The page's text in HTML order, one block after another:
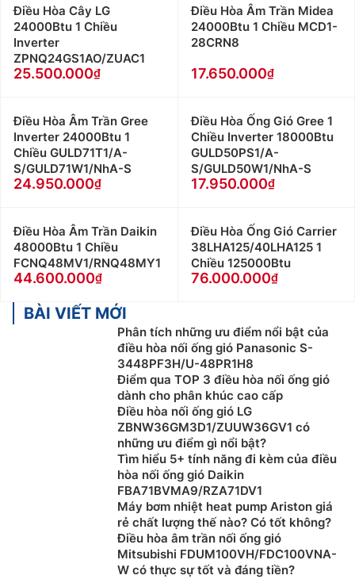
Điều Hòa Cây LG
24000Btu 1 Chiều
Inverter
ZPNQ24GS1AO/ZUAC1
25.500.000
Điều Hòa Âm Trần Midea
24000Btu 1 Chiều MCD1-
28CRN8
17.650.000
Điều Hòa Âm Trần Gree
Inverter 24000Btu 1
Chiều GULD71T1/A-
S/GULD71W1/NhA-S
24.950.000
Điều Hòa Ống Gió Gree 1
Chiều Inverter 18000Btu
GULD50PS1/A-
S/GULD50W1/NhA-S
17.950.000
Điều Hòa Âm Trần Daikin
48000Btu 1 Chiều
FCNQ48MV1/RNQ48MY1
44.600.000
Điều Hòa Ống Gió Carrier
38LHA125/40LHA125 1
Chiều 125000Btu
76.000.000
BÀI VIẾT MỚI
Phân tích những ưu điểm nổi bật của
điều hòa nối ống gió Panasonic S-
3448PF3H/U-48PR1H8
Điểm qua TOP 3 điều hòa nối ống gió
dành cho phân khúc cao cấp
Điều hòa nối ống gió LG
ZBNW36GM3D1/ZUUW36GV1 có
những ưu điểm gì nổi bật?
Tìm hiểu 5+ tính năng đi kèm của điều
hòa nối ống gió Daikin
FBA71BVMA9/RZA71DV1
Máy bơm nhiệt heat pump Ariston giá
rẻ chất lượng thế nào? Có tốt không?
Điều hòa âm trần nối ống gió
Mitsubishi FDUM100VH/FDC100VNA-
W có thực sự tốt và đáng tiền?